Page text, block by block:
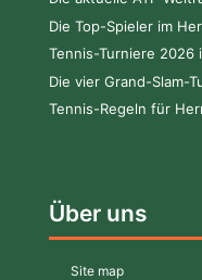
Die Top-Spieler im
Tennis-Turniere 2026
Die vier Grand-Slam-
Tennis-Regeln für
Über uns
Site map